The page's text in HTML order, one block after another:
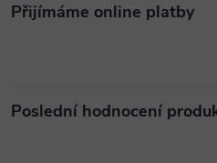
s
Přijímáme online platby
Poslední hodnocení